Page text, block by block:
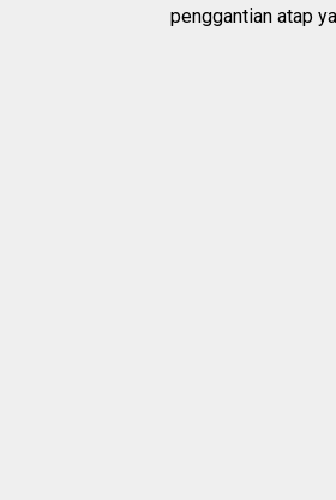
penggantian atap